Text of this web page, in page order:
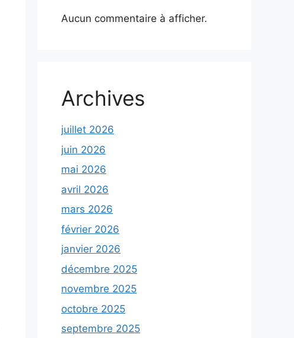
Aucun commentaire à afficher.
Archives
juillet 2026
juin 2026
mai 2026
avril 2026
mars 2026
février 2026
janvier 2026
décembre 2025
novembre 2025
octobre 2025
septembre 2025